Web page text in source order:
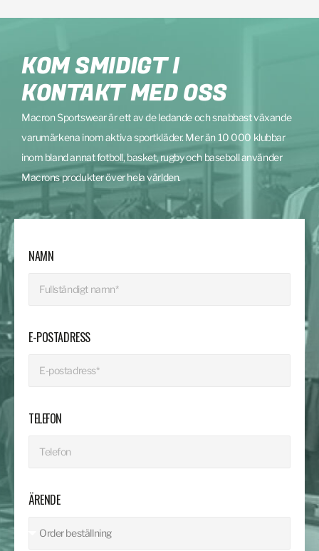
KOM SMIDIGT I
KONTAKT MED OSS
Macron Sportswear är ett av de ledande och snabbast växande
varumärkena inom aktiva sportkläder. Mer än 10 000 klubbar
inom bland annat fotboll, basket, rugby och baseboll använder
Macrons produkter över hela världen.
NAMN
E-POSTADRESS
TELEFON
ÄRENDE